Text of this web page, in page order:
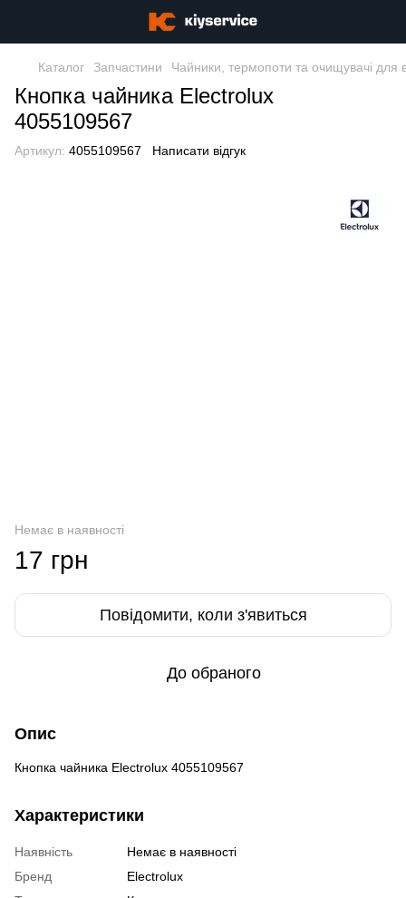
Каталог Запчастини Чайники, термопоти та очищувачі для
Кнопка чайника Electrolux
4055109567
Артикул: 4055109567 Написати відгук
Немає в наявності
17 грн
Повідомити, коли з'явиться
До обраного
Опис
Кнопка чайника Electrolux 4055109567
Характеристики
Наявність
Немає в наявності
Бренд
Electrolux